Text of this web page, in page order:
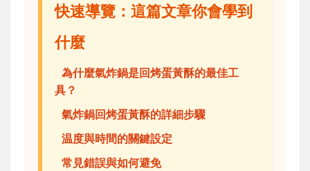
快速導覽：這篇文章你會學到
什麼
為什麼氣炸鍋是回烤蛋黃酥的最佳工
具？
氣炸鍋回烤蛋黃酥的詳細步驟
温度與時間的關鍵設定
常見錯誤與如何避免